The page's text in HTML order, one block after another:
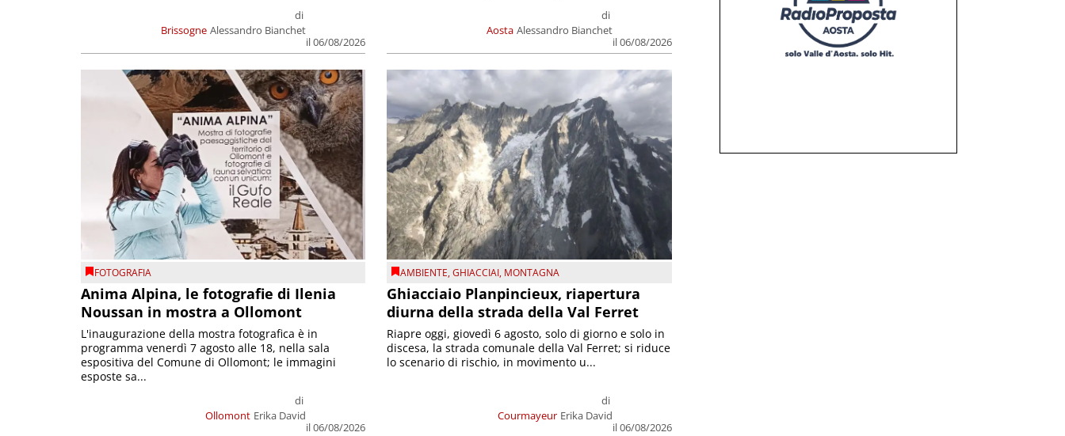
Brissogne
di
Alessandro Bianchet
il 06/08/2026
Aosta
di
Alessandro Bianchet
il 06/08/2026
FOTOGRAFIA
Anima Alpina, le fotografie di Ilenia
Noussan in mostra a Ollomont
Ollomont
di
Erika David
il 06/08/2026
L'inaugurazione della mostra fotografica è in
programma venerdì 7 agosto alle 18, nella sala
espositiva del Comune di Ollomont; le immagini
esposte sa...
AMBIENTE,GHIACCIAI, MONTAGNA
Ghiacciaio Planpincieux, riapertura
diurna della strada della Val Ferret
Courmayeur
di
Erika David
il 06/08/2026
Riapre oggi, giovedì 6 agosto, solo di giorno e solo in
discesa, la strada comunale della Val Ferret; si riduce
lo scenario di rischio, in movimento u...